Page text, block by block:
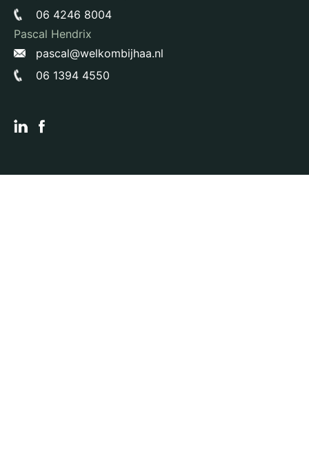
06 4246 8004
Pascal Hendrix
pascal@welkombijhaa.nl
06 1394 4550